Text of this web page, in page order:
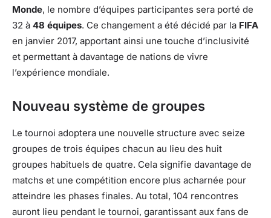
Monde, le nombre d’équipes participantes sera porté de
32 à 48 équipes. Ce changement a été décidé par la FIFA
en janvier 2017, apportant ainsi une touche d’inclusivité
et permettant à davantage de nations de vivre
l’expérience mondiale.
Nouveau système de groupes
Le tournoi adoptera une nouvelle structure avec seize
groupes de trois équipes chacun au lieu des huit
groupes habituels de quatre. Cela signifie davantage de
matchs et une compétition encore plus acharnée pour
atteindre les phases finales. Au total, 104 rencontres
auront lieu pendant le tournoi, garantissant aux fans de